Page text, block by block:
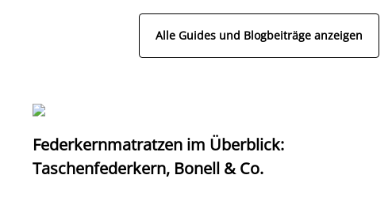
Alle Guides und Blogbeiträge anzeigen
Federkernmatratzen im Überblick:
Taschenfederkern, Bonell & Co.